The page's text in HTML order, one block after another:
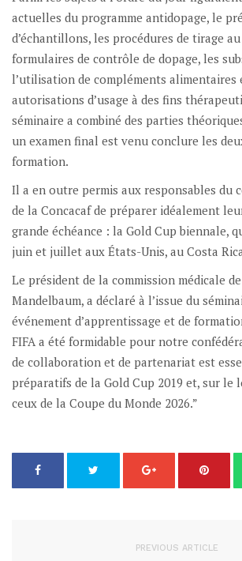
actuelles du programme antidopage, le
d’échantillons, les procédures de tirage
formulaires de contrôle de dopage, les
l’utilisation de compléments alimentaires
autorisations d’usage à des fins
séminaire a combiné des parties
un examen final est venu conclure les
formation.
Il a en outre permis aux responsables du
de la Concacaf de préparer idéalement
grande échéance : la Gold Cup biennale,
juin et juillet aux États-Unis, au Costa
Le président de la commission médicale
Mandelbaum, a déclaré à l’issue du
événement d’apprentissage et de
FIFA a été formidable pour notre
de collaboration et de partenariat est
préparatifs de la Gold Cup 2019 et, sur le
ceux de la Coupe du Monde 2026.”
PREVIOUS ARTICLE